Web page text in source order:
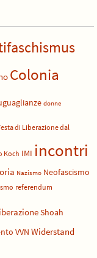
Colonia
donne
di Liberazione dal
Koch IMI incontri
Nazismo Neofascismo
referendum
Shoah
VVN Widerstand